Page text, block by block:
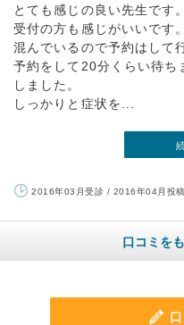
とても感じの良い先生です。
受付の方も感じがいいです。
混んでいるので予約はして
予約をして20分くらい待ち
しました。
しっかりと症状を...
2016年03月受診 / 2016年04月投稿
口コミを